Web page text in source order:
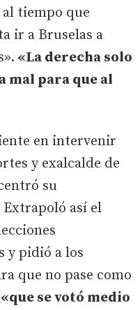
tiempo que
ir a Bruselas a
«La derecha solo
mal para que al
en intervenir
y exalcalde de
su
así el
y pidió a los
que no pase como
«que se votó medio